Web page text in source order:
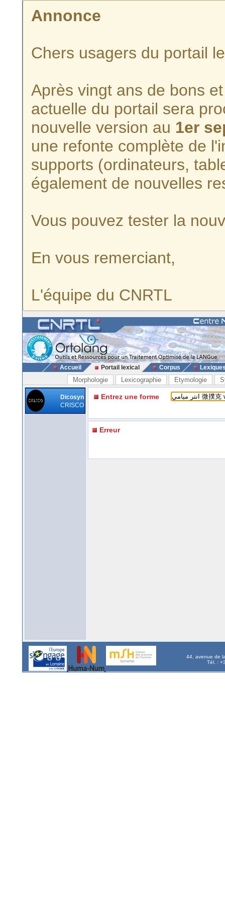
Annonce
Chers usagers du portail
Après vingt ans de bons
actuelle du portail sera
nouvelle version au 1er
une refonte complète de
supports (ordinateurs,
également de nouvelles
Vous pouvez tester la
En vous remerciant,
L'équipe du CNRTL
Accueil Portail lexical Corpus
Morphologie Lexicographie Etymologie
Dicosyn
CRISCO
Entrez une forme
Erreur
44, avenue de
Tél. :